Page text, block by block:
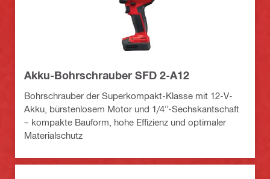
Akku-Bohrschrauber SFD 2-A12
Bohrschrauber der Superkompakt-Klasse mit 12-V-
Akku, bürstenlosem Motor und 1/4"-Sechskantschaft
– kompakte Bauform, hohe Effizienz und optimaler
Materialschutz